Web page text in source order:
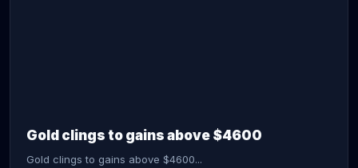
Gold clings to gains above $4600
Gold clings to gains above $4600...